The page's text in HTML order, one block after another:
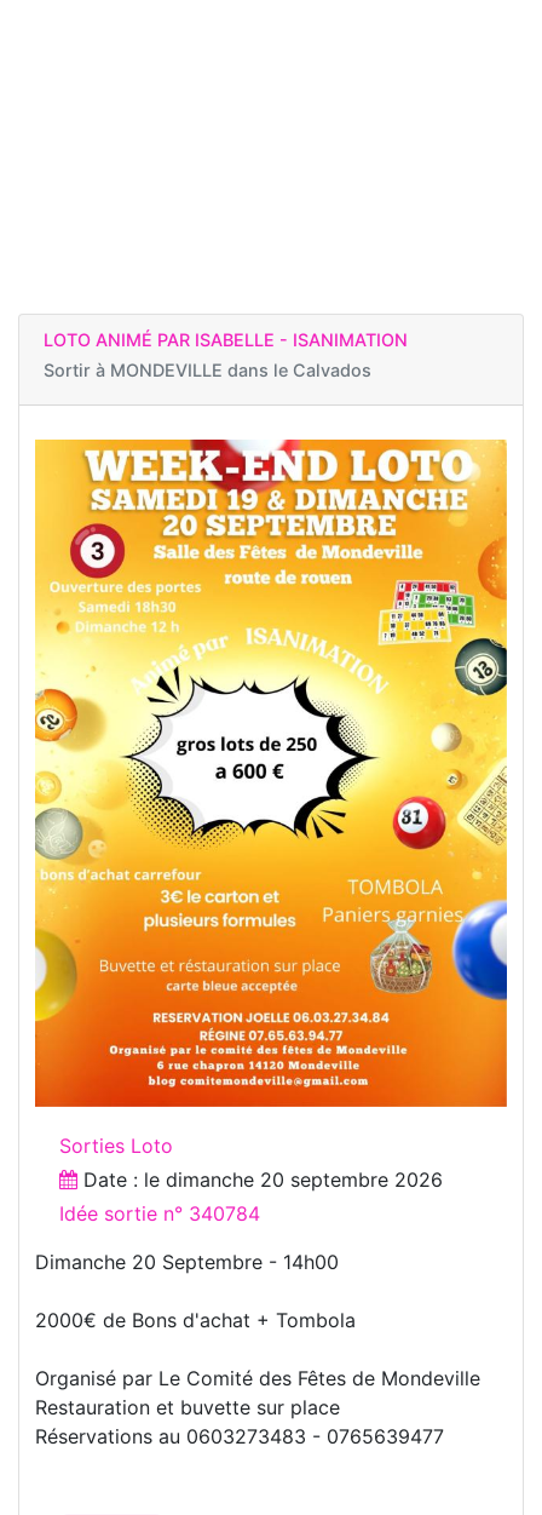
LOTO ANIMÉ PAR ISABELLE - ISANIMATION
Sortir à MONDEVILLE dans le Calvados
Sorties Loto
Date : le dimanche 20 septembre 2026
Idée sortie n° 340784
Dimanche 20 Septembre - 14h00
2000€ de Bons d'achat + Tombola
Organisé par Le Comité des Fêtes de Mondeville
Restauration et buvette sur place
Réservations au 0603273483 - 0765639477